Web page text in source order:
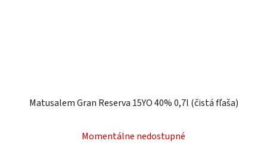
Matusalem Gran Reserva 15YO 40% 0,7l (čistá fľaša)
Momentálne nedostupné